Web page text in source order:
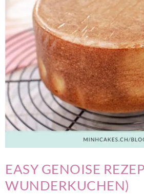
EASY GENOISE
WUNDERKUCHEN)